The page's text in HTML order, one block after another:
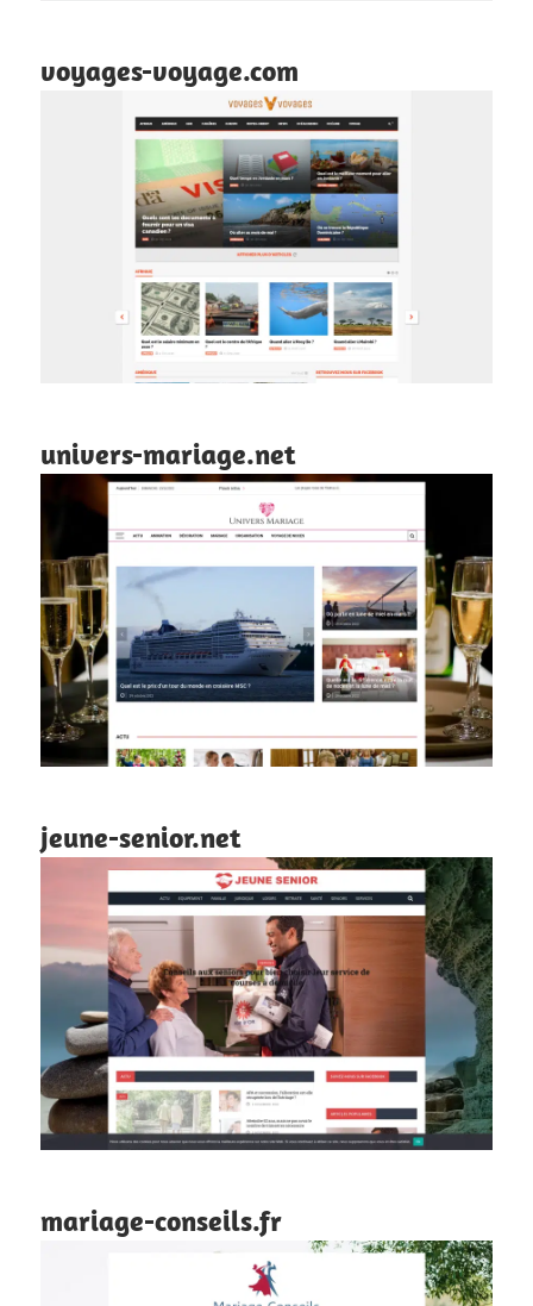
voyages-voyage.com
univers-mariage.net
jeune-senior.net
mariage-conseils.fr